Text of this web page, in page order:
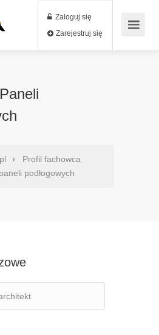
Zaloguj się
Zarejestruj się
Profil fachowca
podłogowych